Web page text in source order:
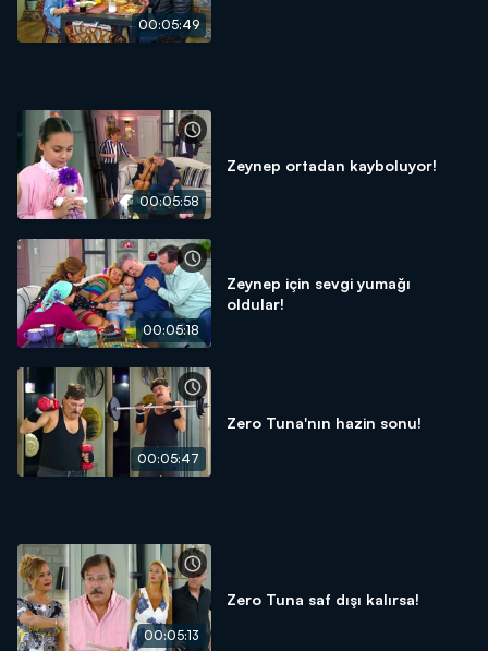
00:05:49
00:05:58
Zeynep ortadan kayboluyor!
00:05:18
Zeynep için sevgi yumağı
oldular!
00:05:47
Zero Tuna'nın hazin sonu!
00:05:13
Zero Tuna saf dışı kalırsa!